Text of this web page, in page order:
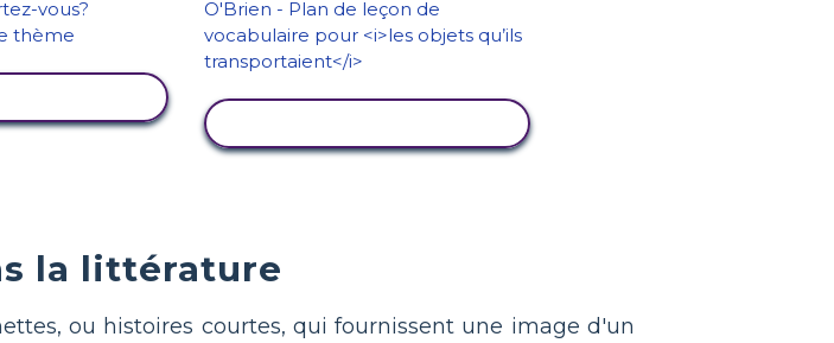
la littérature
ou histoires courtes, qui fournissent une image d'un